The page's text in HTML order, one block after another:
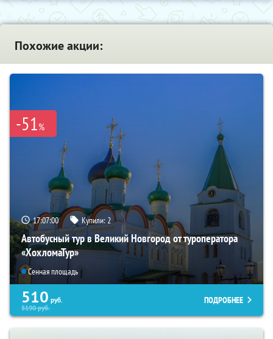
Похожие акции:
-51%
17:06:59 Купили:2
Автобусный тур в Великий Новгород от туроператора
«ХохломаТур»
Сенная площадь
510 руб.
5190руб.
ПОДРОБНЕЕ